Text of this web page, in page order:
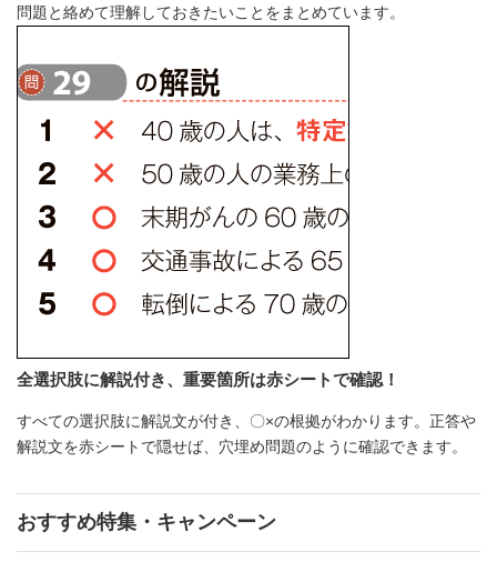
問題と絡めて理解しておきたいことをまとめています。
全選択肢に解説付き、重要箇所は赤シートで確認！
すべての選択肢に解説文が付き、〇×の根拠がわかります。正答や
解説文を赤シートで隠せば、穴埋め問題のように確認できます。
おすすめ特集・キャンペーン